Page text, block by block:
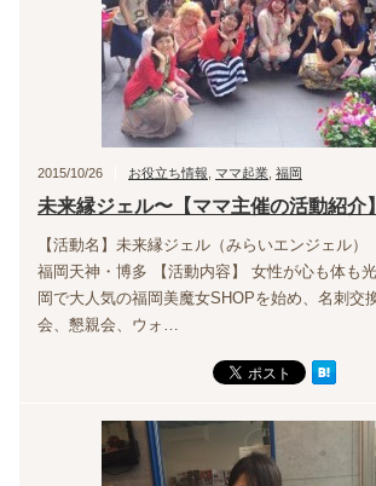
2015/10/26 お役立ち情報 ママ起業 福岡
未来縁ジェル〜【ママ主催の活動紹介
【活動名】未来縁ジェル（みらいエンジェル）
福岡天神・博多 【活動内容】 女性が心も体も
岡で大人気の福岡美魔女SHOPを始め、名刺交
会、懇親会、ウォ…